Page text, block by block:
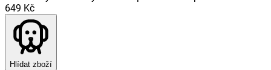
649 Kč
Hlídat zboží